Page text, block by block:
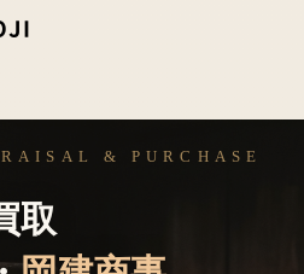
& PURCHASE
取